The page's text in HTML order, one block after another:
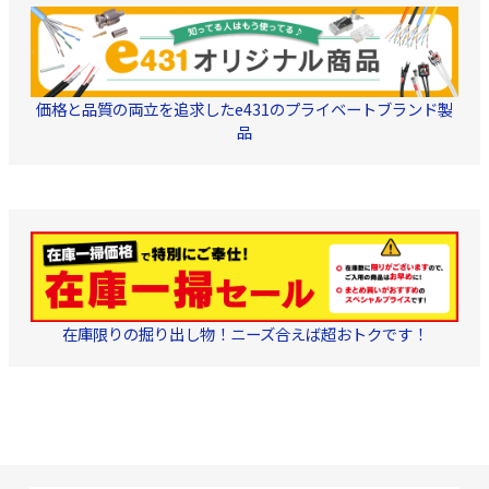
価格と品質の両立を追求したe431のプライベートブランド製
品
在庫限りの掘り出し物！ニーズ合えば超おトクです！